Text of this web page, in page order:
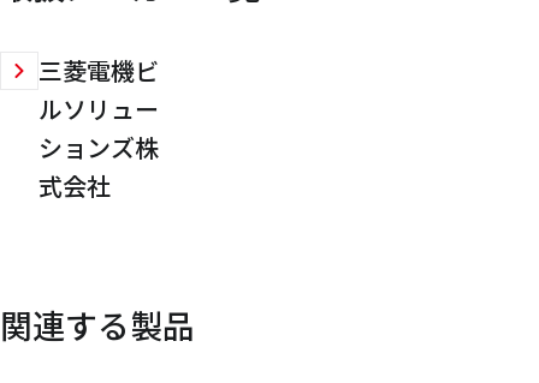
三菱電機ビ
ルソリュー
ションズ株
式会社
関連する製品